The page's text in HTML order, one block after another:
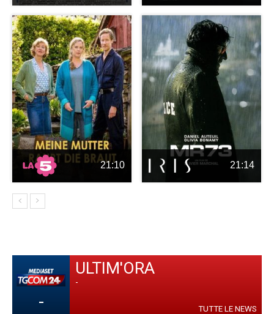
21:10 21:14
-
ULTIM'ORA
-
TUTTE LE NEWS